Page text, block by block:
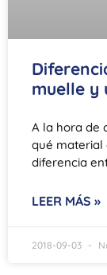
muelle y
A la hora de
qué material
diferencia
LEER MÁS »
2018-09-03